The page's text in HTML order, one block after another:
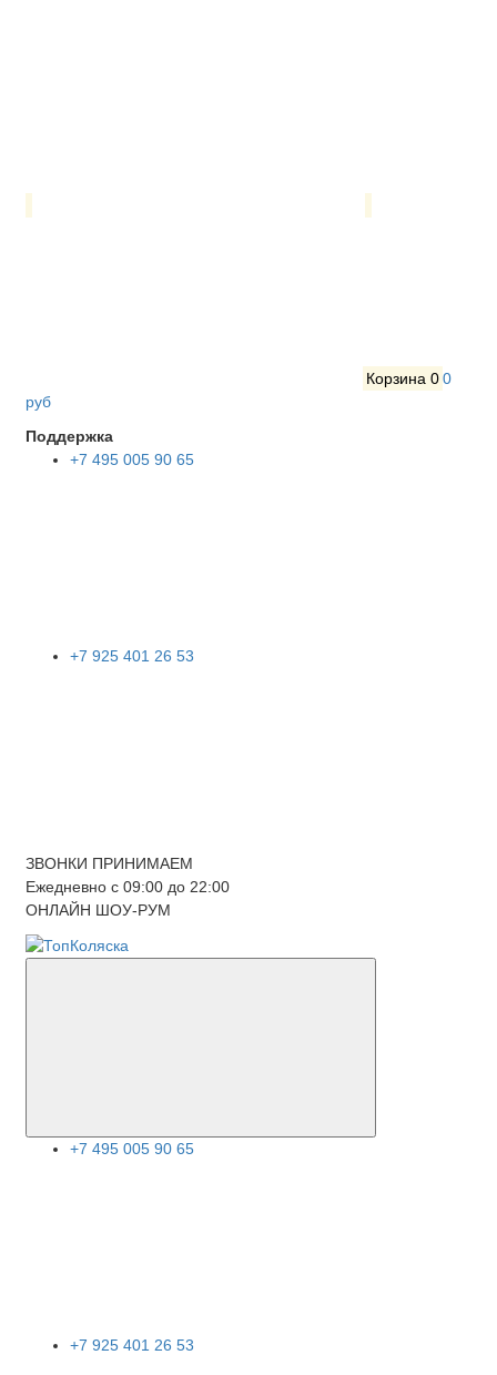
Корзина 00
руб
Поддержка
+7 495 005 90 65
+7 925 401 26 53
ЗВОНКИ ПРИНИМАЕМ
Ежедневно с 09:00 до 22:00
ОНЛАЙН ШОУ-РУМ
+7 495 005 90 65
+7 925 401 26 53